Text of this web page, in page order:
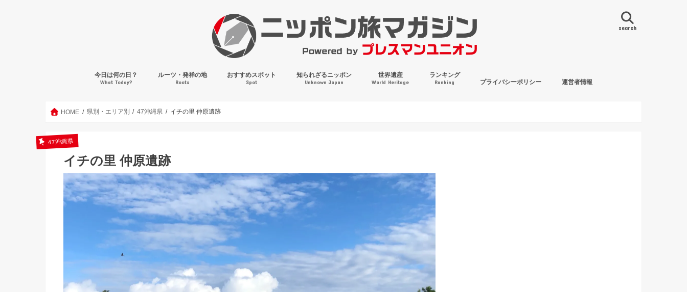
search
今日は何の日？
What Today?
ルーツ・発祥の地
Roots
おすすめスポット
Spot
知られざるニッポン
Unknown Japan
世界遺産
World Heritage
ランキング
Ranking プライバシーポリシー 運営者情報
HOME 県別・エリア別 47沖縄県 イチの里 仲原遺跡
47沖縄県
イチの里 仲原遺跡